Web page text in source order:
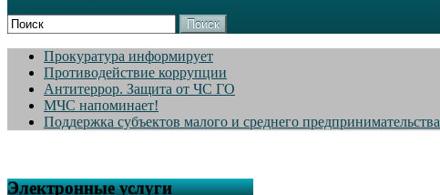
Поиск
Прокуратура информирует
Противодействие коррупции
Антитеррор. Защита от ЧС ГО
МЧС напоминает!
Поддержка субъектов малого и среднего предпринимательства
Электронные услуги